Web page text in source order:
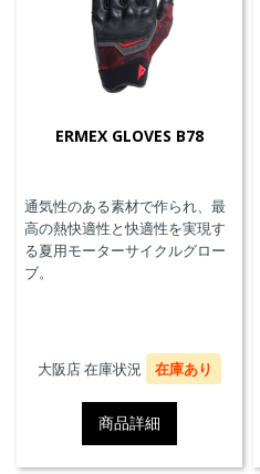
ERMEX GLOVES B78
通気性のある素材で作られ、最
高の熱快適性と快適性を実現す
る夏用モーターサイクルグロー
ブ。
大阪店 在庫状況 在庫あり
商品詳細